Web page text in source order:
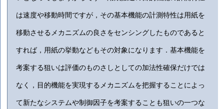
は速度や移動時間ですが，その基本機能の計測特性は用紙を
移動させるメカニズムの良さをセンシングしたものであると
すれば，用紙の挙動などもその対象になります．基本機能を
考案する狙いは評価のものさしとしての加法性確保だけでは
なく，目的機能を実現するメカニズムを把握することによっ
て新たなシステムや制御因子を考案することも狙いの一つな